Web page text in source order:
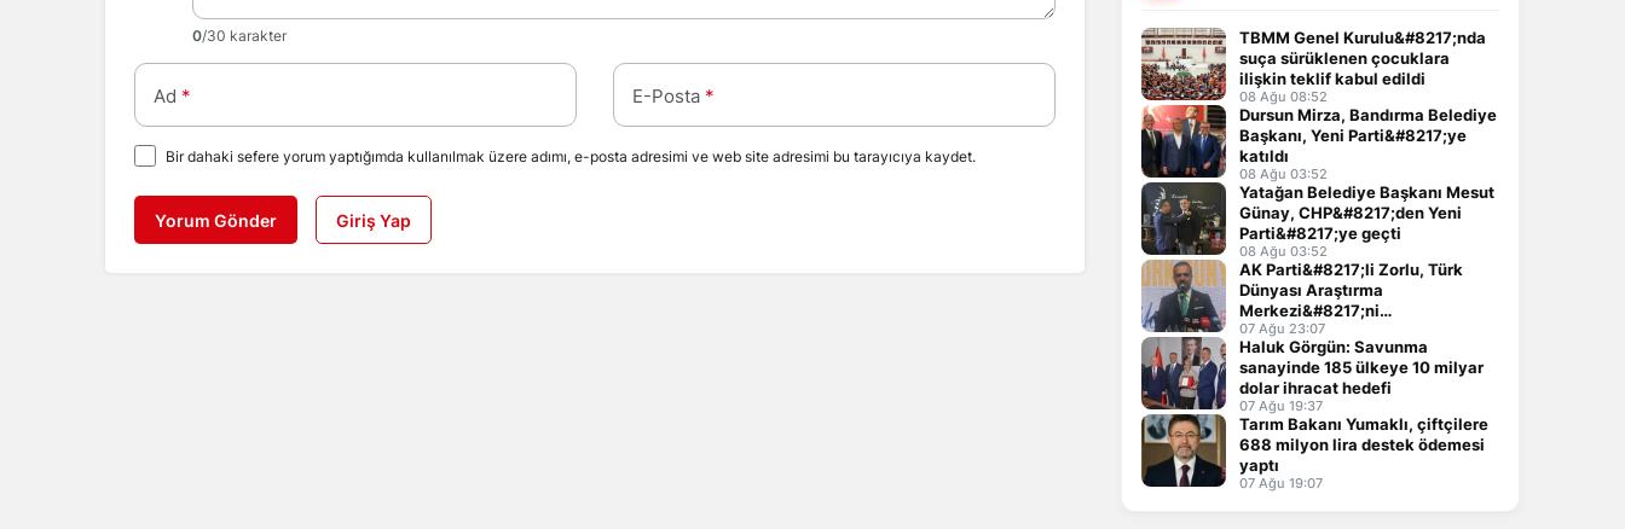
0/30 karakter
Ad * E-Posta *
Bir dahaki sefere yorum yaptığımda kullanılmak üzere adımı, e-posta adresimi ve web site adresimi bu tarayıcıya kaydet.
Yorum Gönder Giriş Yap
TBMM Genel Kurulu&#8217;nda
suça sürüklenen çocuklara
ilişkin teklif kabul edildi
08 Ağu 08:52
Dursun Mirza, Bandırma Belediye
Başkanı, Yeni Parti&#8217;ye
katıldı
08 Ağu 03:52
Yatağan Belediye Başkanı Mesut
Günay, CHP&#8217;den Yeni
Parti&#8217;ye geçti
08 Ağu 03:52
AK Parti&#8217;li Zorlu, Türk
Dünyası Araştırma
Merkezi&#8217;ni
Keçiören&#8217;de kuracak
07 Ağu 23:07
Haluk Görgün: Savunma
sanayinde 185 ülkeye 10 milyar
dolar ihracat hedefi
07 Ağu 19:37
Tarım Bakanı Yumaklı, çiftçilere
688 milyon lira destek ödemesi
yaptı
07 Ağu 19:07